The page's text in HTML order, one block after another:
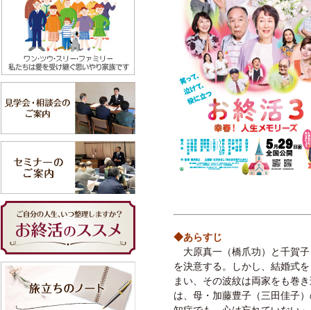
◆あらすじ
大原真一（橋爪功）と千賀
を決意する。しかし、結婚式
まい、その波紋は両家をも巻
は、母・加藤豊子（三田佳子